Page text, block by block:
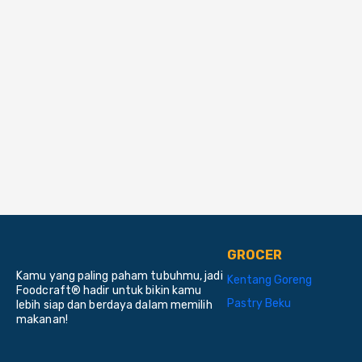
Kamu yang paling paham tubuhmu, jadi
Foodcraft® hadir untuk bikin kamu
lebih siap dan berdaya dalam memilih
makanan!
GROCER
Kentang Goreng
Pastry Beku